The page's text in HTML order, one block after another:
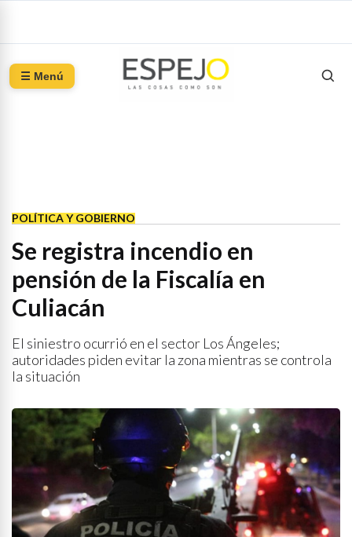
☰ Menú
POLÍTICA Y GOBIERNO
Se registra incendio en
pensión de la Fiscalía en
Culiacán
El siniestro ocurrió en el sector Los Ángeles;
autoridades piden evitar la zona mientras se controla
la situación